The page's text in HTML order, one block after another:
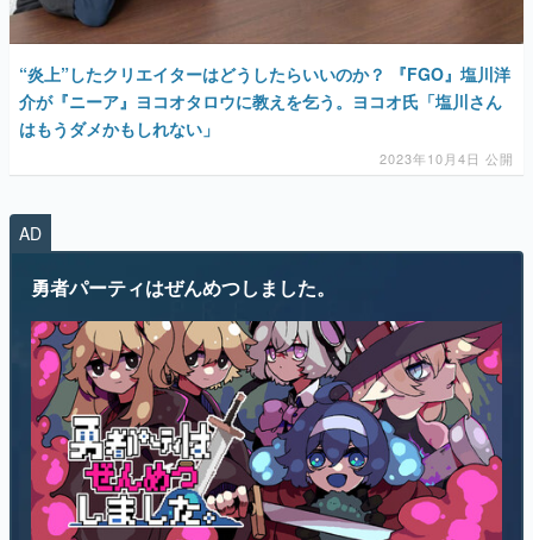
介が『ニーア』ヨコオタロウに教えを乞う。ヨコオ氏「塩川さん
はもうダメかもしれない」
2023年10月4日 公開
AD
“ぜんめつ”してしまった勇者パーティから1人だけ選んで、ともに迷
宮からの脱出を目指すダンジョン探索RPGです。 ただし勇者は「は
い/いいえ」しか喋れず、魔法使いは魔法が使えず、戦士は可愛らし